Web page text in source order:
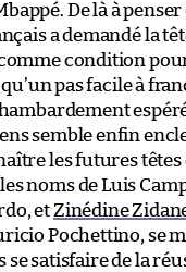
De là à penser
a demandé la
condition
qu’un pas facile à
semble enfin
les futures têtes
noms de Luis
et Zinédine
Pochettino, se
se satisfaire de la